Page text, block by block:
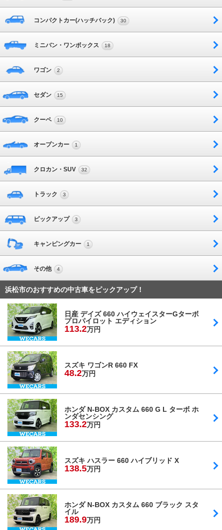
コンパクトカー(ハッチバック) 30
ミニバン・ワンボックス 18
ワゴン 2
セダン 15
クーペ 10
オープンカー 1
クロカン・SUV 32
トラック 3
ピックアップ 3
キャンピングカー 1
その他 4
浜松市のおすすめの中古車をピックアップ！
日産 デイズ 660 ハイウェイスターGターボ
プロパイロット エディション
113.2万円
スズキ ワゴンR 660 FX
48.2万円
ホンダ N-BOX カスタム 660 G L ターボ ホ
ンダセンシング
133.2万円
スズキ ハスラー 660 ハイブリッド X
138.5万円
ホンダ N-BOX カスタム 660 ブラック スタ
イル
189.9万円